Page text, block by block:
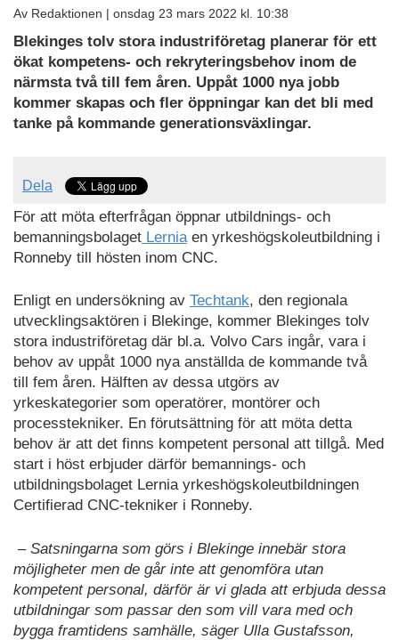
Av Redaktionen | onsdag 23 mars 2022 kl. 10:38
Blekinges tolv stora industriföretag planerar för ett
ökat kompetens- och rekryteringsbehov inom de
närmsta två till fem åren. Uppåt 1000 nya jobb
kommer skapas och fler öppningar kan det bli med
tanke på kommande generationsväxlingar.
Dela
För att möta efterfrågan öppnar utbildnings- och
bemanningsbolaget Lernia en yrkeshögskoleutbildning i
Ronneby till hösten inom CNC.
Enligt en undersökning av Techtank, den regionala
utvecklingsaktören i Blekinge, kommer Blekinges tolv
stora industriföretag där bl.a. Volvo Cars ingår, vara i
behov av uppåt 1000 nya anställda de kommande två
till fem åren. Hälften av dessa utgörs av
yrkeskategorier som operatörer, montörer och
processtekniker. En förutsättning för att möta detta
behov är att det finns kompetent personal att tillgå. Med
start i höst erbjuder därför bemannings- och
utbildningsbolaget Lernia yrkeshögskoleutbildningen
Certifierad CNC-tekniker i Ronneby.
– Satsningarna som görs i Blekinge innebär stora
möjligheter men de går inte att genomföra utan
kompetent personal, därför är vi glada att erbjuda dessa
utbildningar som passar den som vill vara med och
bygga framtidens samhälle, säger Ulla Gustafsson,